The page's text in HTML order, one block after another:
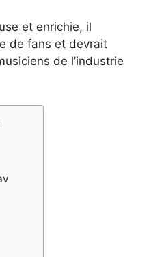
et enrichie, il
de fans et devrait
de l’industrie